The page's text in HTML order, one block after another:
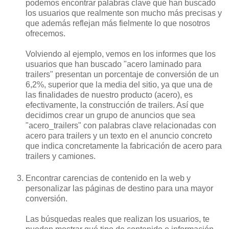
podemos encontrar palabras clave que han buscado
los usuarios que realmente son mucho más precisas y
que además reflejan más fielmente lo que nosotros
ofrecemos.
Volviendo al ejemplo, vemos en los informes que los
usuarios que han buscado "acero laminado para
trailers" presentan un porcentaje de conversión de un
6,2%, superior que la media del sitio, ya que una de
las finalidades de nuestro producto (acero), es
efectivamente, la construcción de trailers. Así que
decidimos crear un grupo de anuncios que sea
"acero_trailers" con palabras clave relacionadas con
acero para trailers y un texto en el anuncio concreto
que indica concretamente la fabricación de acero para
trailers y camiones.
Encontrar carencias de contenido en la web y
personalizar las páginas de destino para una mayor
conversión.
Las búsquedas reales que realizan los usuarios, te